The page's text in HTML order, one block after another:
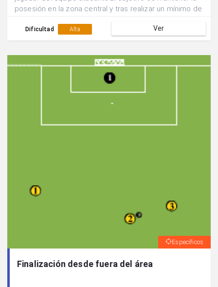
posesión en la zona central y tras realizar un mínimo de
balón y se efectúe un tiro desde fuera del área por
parte de uno de los centrocampistas.
Dificultad Alta Ver
Específicos
Finalización desde fuera del área